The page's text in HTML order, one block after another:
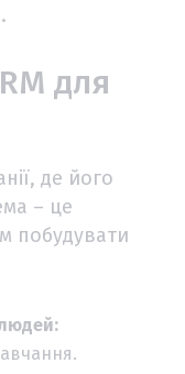
для
де його
– це
побудувати